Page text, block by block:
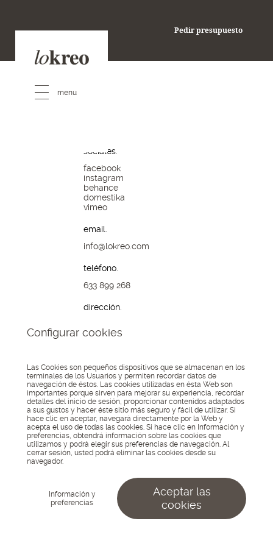
Pedir presupuesto
sociales.
facebook
instagram
behance
domestika
vimeo
email.
info@lokreo.com
teléfono.
633 899 268
dirección.
191
© 2026 Lo Kreo - Estudio
Creativo
Aviso Legal
Política de
privacidad
Política de
cookies
Configurar
cookies
Asociados
a:
Configurar cookies
Las Cookies son pequeños dispositivos que se almacenan en los
terminales de los Usuarios y permiten recordar datos de
navegación de éstos. Las cookies utilizadas en ésta Web son
importantes porque sirven para mejorar su experiencia, recordar
detalles del inicio de sesión, proporcionar contenidos adaptados
a sus gustos y hacer éste sitio más seguro y fácil de utilizar. Si
hace clic en aceptar, navegará directamente por la Web y
acepta el uso de todas las cookies. Si hace clic en Información y
preferencias, obtendrá información sobre las cookies que
utilizamos y podrá elegir sus preferencias de navegación. Al
cerrar sesión, usted podrá eliminar las cookies desde su
navegador.
Información y
preferencias
Aceptar las
cookies